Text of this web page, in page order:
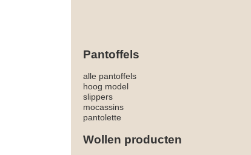
Pantoffels
alle pantoffels
hoog model
slippers
mocassins
pantolette
Wollen producten